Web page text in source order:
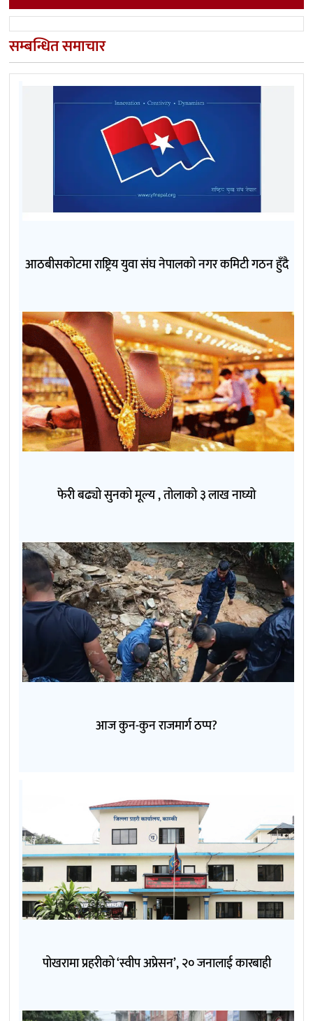
सम्बन्धित समाचार
आठबीसकोटमा राष्ट्रिय युवा संघ नेपालको नगर कमिटी गठन हुँदै
फेरी बढ्यो सुनको मूल्य , तोलाको ३ लाख नाघ्यो
आज कुन-कुन राजमार्ग ठप्प?
पोखरामा प्रहरीको ‘स्वीप अप्रेसन’, २० जनालाई कारबाही